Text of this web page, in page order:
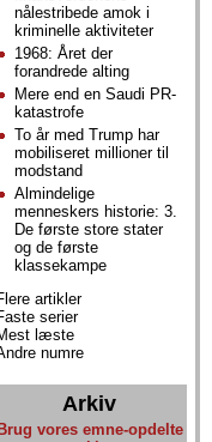
nålestribede amok i
kriminelle aktiviteter
1968: Året der
forandrede alting
Mere end en Saudi PR-
katastrofe
To år med Trump har
mobiliseret millioner til
modstand
Almindelige
menneskers historie: 3.
De første store stater
og de første
klassekampe
artikler
serier
læste
numre
Arkiv
Brug vores emne-opdelte